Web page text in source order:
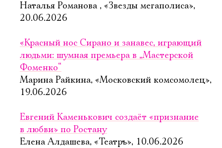
Наталья Романова , «Звезды мегаполиса»,
20.06.2026
«Красный нос Сирано и занавес, играющий
людьми: шумная премьера в „Мастерской
Фоменко“
Марина Райкина, «Московский комсомолец»,
19.06.2026
Евгений Каменькович создаёт «признание
в любви» по Ростану
Елена Алдашева, «Театръ», 10.06.2026